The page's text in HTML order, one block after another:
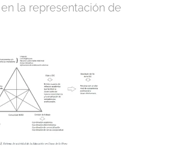
la representación de